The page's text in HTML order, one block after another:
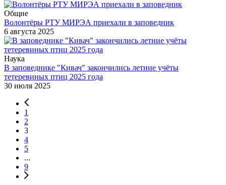
Общие
Волонтёры РТУ МИРЭА приехали в заповедник
6 августа 2025
Наука
В заповеднике "Кивач" закончились летние учёты
тетеревиных птиц 2025 года
30 июля 2025
1
2
3
4
5
...
9